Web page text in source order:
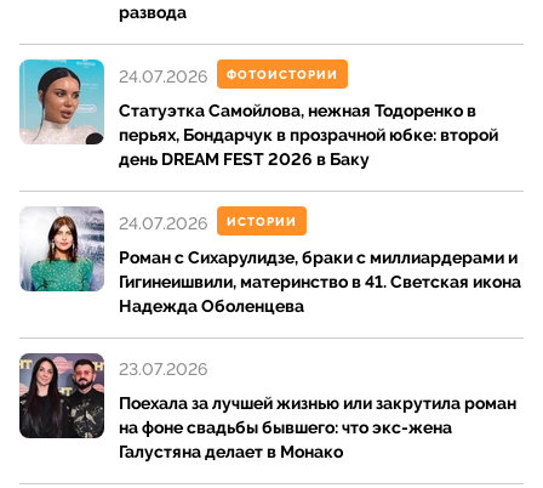
развода
ФОТОИСТОРИИ
Статуэтка Самойлова, нежная Тодоренко в
перьях, Бондарчук в прозрачной юбке: второй
день DREAM FEST 2026 в Баку
24.07.2026
ИСТОРИИ
Роман с Сихарулидзе, браки с миллиардерами и
Гигинеишвили, материнство в 41. Светская икона
Надежда Оболенцева
24.07.2026
Поехала за лучшей жизнью или закрутила роман
на фоне свадьбы бывшего: что экс-жена
Галустяна делает в Монако
23.07.2026